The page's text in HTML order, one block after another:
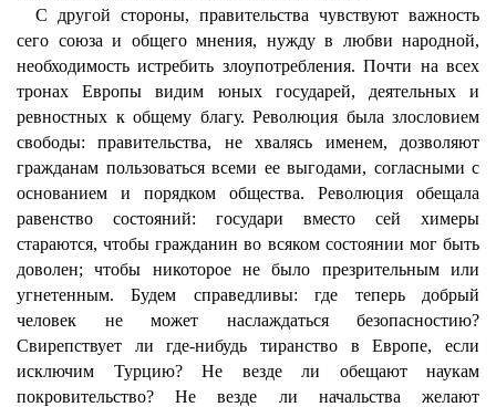
С другой стороны, правительства чувствуют важность
сего союза и общего мнения, нужду в любви народной,
необходимость истребить злоупотребления. Почти на всех
тронах Европы видим юных государей, деятельных и
ревностных к общему благу. Революция была злословием
свободы: правительства, не хвалясь именем, дозволяют
гражданам пользоваться всеми ее выгодами, согласными с
основанием и порядком общества. Революция обещала
равенство состояний: государи вместо сей химеры
стараются, чтобы гражданин во всяком состоянии мог быть
доволен; чтобы никоторое не было презрительным или
угнетенным. Будем справедливы: где теперь добрый
человек не может наслаждаться безопасностию?
Свирепствует ли где-нибудь тиранство в Европе, если
исключим Турцию? Не везде ли обещают наукам
покровительство? Не везде ли начальства желают